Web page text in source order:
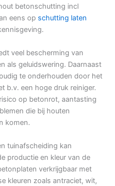
betonschutting incl
eens op schutting laten
veel bescherming van
als geluidswering. Daarnaast
te onderhouden door het
b.v. een hoge druk reiniger.
op betonrot, aantasting
die bij houten
komen.
tuinafscheiding kan
productie en kleur van de
verkrijgbaar met
kleuren zoals antraciet, wit,